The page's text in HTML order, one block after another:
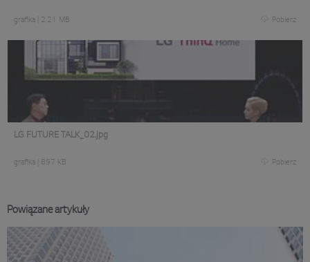
grafika 2,21 MB Pobierz
LG FUTURE TALK_02.jpg
grafika 897 KB Pobierz
Powiązane artykuły